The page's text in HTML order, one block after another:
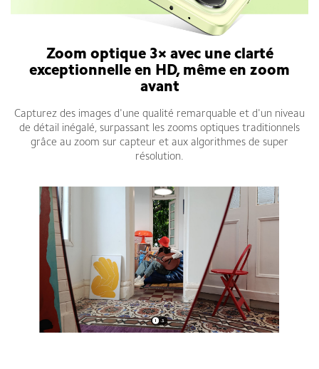
Zoom optique 3× avec une clarté
exceptionnelle en HD, même en zoom
avant
Capturez des images d'une qualité remarquable et d'un niveau
de détail inégalé, surpassant les zooms optiques traditionnels
grâce au zoom sur capteur et aux algorithmes de super
résolution.